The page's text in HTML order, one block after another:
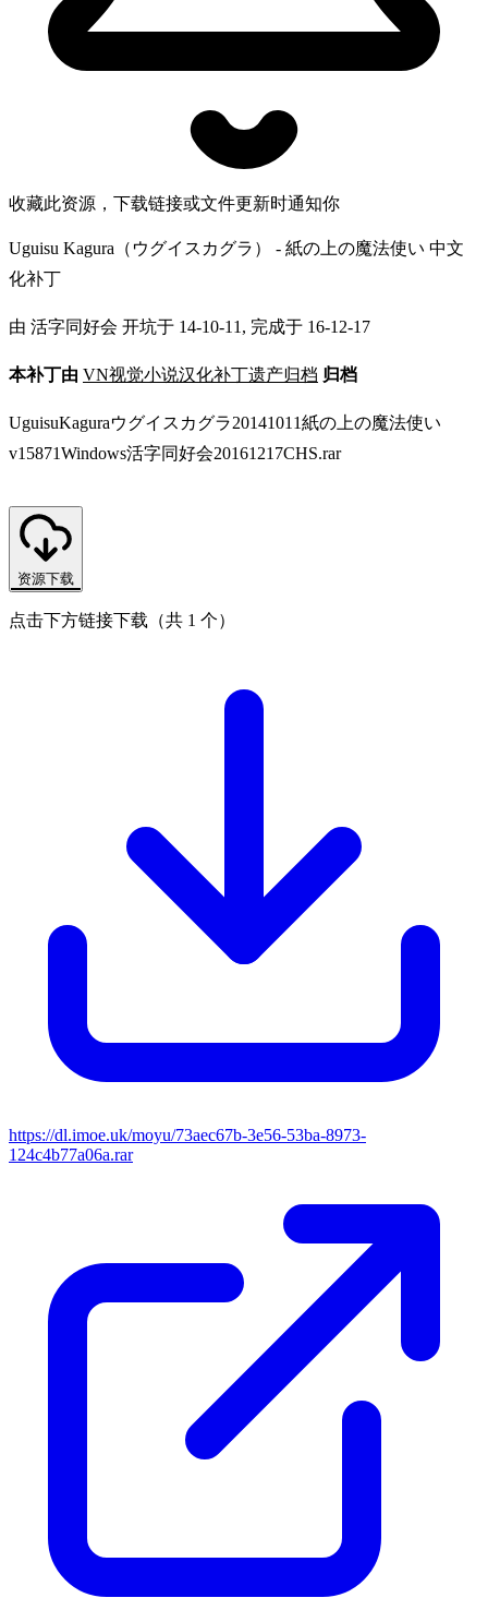
收藏此资源，下载链接或文件更新时通知你
Uguisu Kagura（ウグイスカグラ） - 紙の上の魔法使い 中文
化补丁
由 活字同好会 开坑于 14-10-11, 完成于 16-12-17
本补丁由 VN视觉小说汉化补丁遗产归档 归档
UguisuKaguraウグイスカグラ20141011紙の上の魔法使い
v15871Windows活字同好会20161217CHS.rar
资源下载
点击下方链接下载（共 1 个）
https://dl.imoe.uk/moyu/73aec67b-3e56-53ba-8973-
124c4b77a06a.rar